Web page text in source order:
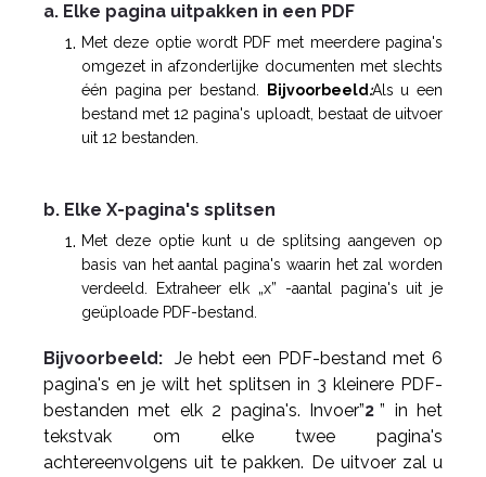
a. Elke pagina uitpakken in een PDF
Met deze optie wordt PDF met meerdere pagina's
omgezet in afzonderlijke documenten met slechts
één pagina per bestand.
Bijvoorbeeld:Als u een
bestand met 12 pagina's uploadt, bestaat de uitvoer
uit 12 bestanden.
b. Elke X-pagina's splitsen
Met deze optie kunt u de splitsing aangeven op
basis van het aantal pagina's waarin het zal worden
verdeeld. Extraheer elk „x” -aantal pagina's uit je
geüploade PDF-bestand.
Bijvoorbeeld: Je hebt een PDF-bestand met 6
pagina's en je wilt het splitsen in 3 kleinere PDF-
bestanden met elk 2 pagina's. Invoer”2 ” in het
tekstvak om elke twee pagina's
achtereenvolgens uit te pakken. De uitvoer zal u